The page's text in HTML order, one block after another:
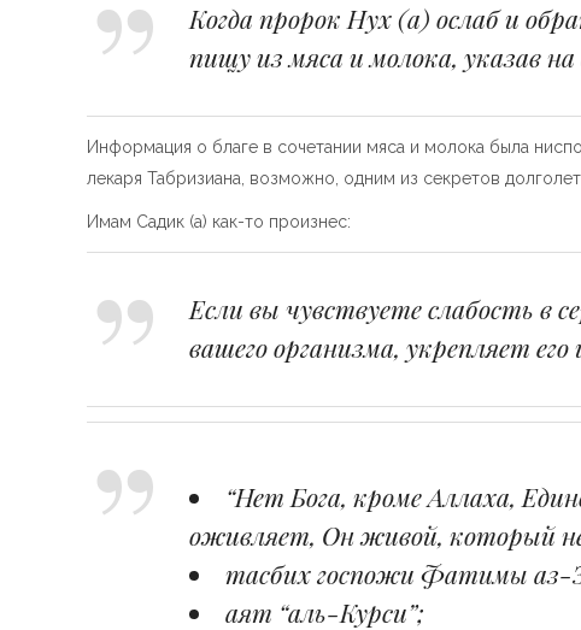
Когда пророк Нух (а) ослаб и
пищу из мяса и молока, указав
Информация о благе в сочетании мяса и молока была
лекаря Табризиана, возможно, одним из секретов
Имам Садик (а) как-то произнес:
Если вы чувствуете слабость в
вашего организма, укрепляет
“Нет Бога, кроме Аллаха,
оживляет, Он живой, который
тасбих госпожи Фатимы аз-
аят “аль-Курси”;